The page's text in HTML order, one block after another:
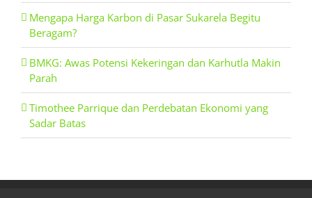
Mengapa Harga Karbon di Pasar Sukarela Begitu
Beragam?
BMKG: Awas Potensi Kekeringan dan Karhutla Makin
Parah
Timothee Parrique dan Perdebatan Ekonomi yang
Sadar Batas